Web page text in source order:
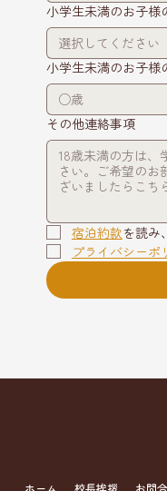
小学生未満のお子様
小学生未満のお子様
その他連絡事項
宿泊約款を読み
プライバシーポ
ホーム 校長挨拶 お問